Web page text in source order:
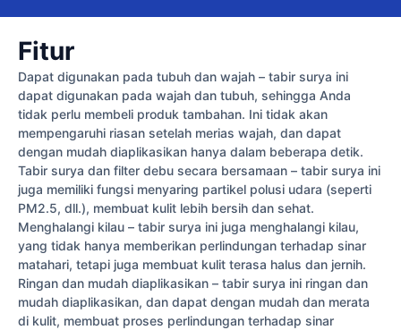
Fitur
Dapat digunakan pada tubuh dan wajah – tabir surya ini
dapat digunakan pada wajah dan tubuh, sehingga Anda
tidak perlu membeli produk tambahan. Ini tidak akan
mempengaruhi riasan setelah merias wajah, dan dapat
dengan mudah diaplikasikan hanya dalam beberapa detik.
Tabir surya dan filter debu secara bersamaan – tabir surya ini
juga memiliki fungsi menyaring partikel polusi udara (seperti
PM2.5, dll.), membuat kulit lebih bersih dan sehat.
Menghalangi kilau – tabir surya ini juga menghalangi kilau,
yang tidak hanya memberikan perlindungan terhadap sinar
matahari, tetapi juga membuat kulit terasa halus dan jernih.
Ringan dan mudah diaplikasikan – tabir surya ini ringan dan
mudah diaplikasikan, dan dapat dengan mudah dan merata
di kulit, membuat proses perlindungan terhadap sinar